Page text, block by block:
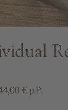
€ p.P.